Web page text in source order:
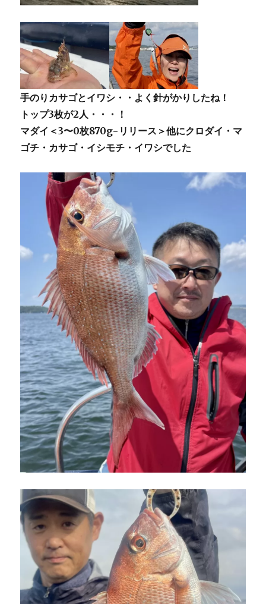
手のりカサゴとイワシ・・よく針がかりしたね！
トップ3枚が2人・・・！
マダイ＜3〜0枚870g−リリース＞他にクロダイ・マ
ゴチ・カサゴ・イシモチ・イワシでした